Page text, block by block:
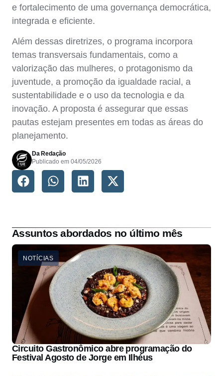
e fortalecimento de uma governança democrática,
integrada e eficiente.
Além dessas diretrizes, o programa incorpora
temas transversais fundamentais, como a
valorização das mulheres, o protagonismo da
juventude, a promoção da igualdade racial, a
sustentabilidade e o uso da tecnologia e da
inovação. A proposta é assegurar que essas
pautas estejam presentes em todas as áreas do
planejamento.
Da Redação
Publicado em 04/05/2026
Assuntos abordados no último mês
NOTÍCIAS
Circuito Gastronômico abre programação do
Festival Agosto de Jorge em Ilhéus